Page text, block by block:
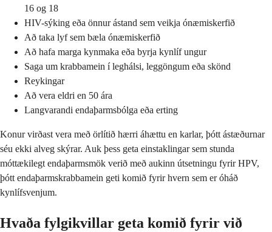
16 og 18
HIV-sýking eða önnur ástand sem veikja ónæmiskerfið
Að taka lyf sem bæla ónæmiskerfið
Að hafa marga kynmaka eða byrja kynlíf ungur
Saga um krabbamein í leghálsi, leggöngum eða skönd
Reykingar
Að vera eldri en 50 ára
Langvarandi endaþarmsbólga eða erting
Konur virðast vera með örlítið hærri áhættu en karlar, þótt ástæðurnar
séu ekki alveg skýrar. Auk þess geta einstaklingar sem stunda
móttækilegt endaþarmsmök verið með aukinn útsetningu fyrir HPV,
þótt endaþarmskrabbamein geti komið fyrir hvern sem er óháð
kynlífsvenjum.
Hvaða fylgikvillar geta komið fyrir við